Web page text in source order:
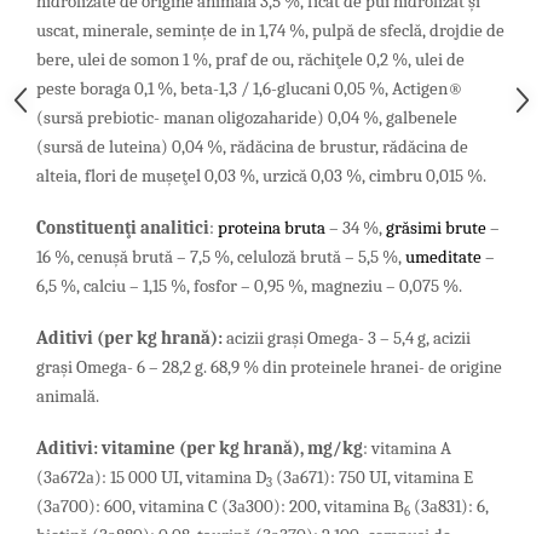
uscat,minerale, semințe de in 1,74 %,pulpă de sfeclă, drojdie de
bere,ulei de somon 1 %, praf de ou,răchiţele 0,2 %, ulei de
peste boraga 0,1 %, beta-1,3 / 1,6-glucani 0,05 %, Actigen®
(sursă prebiotic- manan oligozaharide) 0,04 %,galbenele
(sursă de luteina) 0,04 %,rădăcina de brustur, rădăcina de
alteia,flori de muşeţel 0,03 %, urzică 0,03 %, cimbru 0,015 %.
Constituenţi analitici: proteina bruta– 34 %,grăsimi brute–
16 %, cenuşă brută – 7,5 %, celuloză brută – 5,5 %,umeditate–
6,5 %, calciu – 1,15 %, fosfor – 0,95 %, magneziu – 0,075 %.
Aditivi (perkg hrană):acizii graşi Omega- 3 – 5,4 g, acizii
grași Omega- 6 – 28,2 g. 68,9 % din proteinele hranei- de origine
animală.
Aditivi:vitamine (perkg hrană),mg/kg: vitamina A
(3а672а): 15 000 UI,vitamina D3 (3а671): 750 UI,vitamina E
(3а700): 600,vitamina C (3а300): 200,vitamina B6 (3а831): 6,